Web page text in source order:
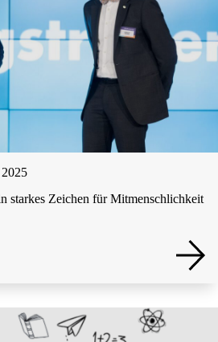
starkes Zeichen für Mitmenschlichkeit